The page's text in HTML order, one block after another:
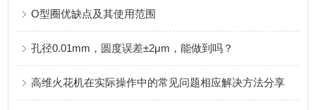
O型圈优缺点及其使用范围
孔径0.01mm，圆度误差±2μm，能做到吗？
高维火花机在实际操作中的常见问题相应解决方法分享